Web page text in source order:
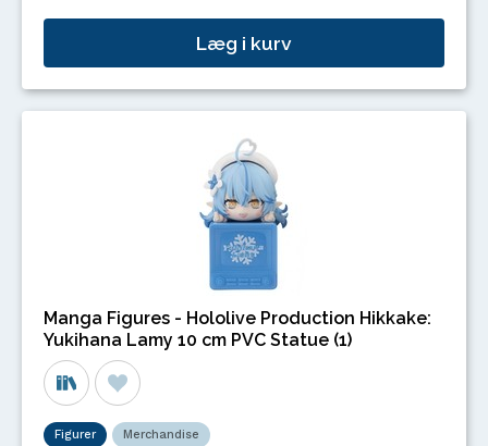
Læg i kurv
Manga Figures - Hololive Production Hikkake:
Yukihana Lamy 10 cm PVC Statue (1)
Figurer Merchandise